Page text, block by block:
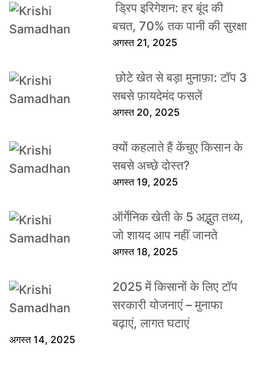
ड्रिप इरिगेशन: हर बूंद की
बचत, 70% तक पानी की सुरक्षा
अगस्त 21, 2025
छोटे खेत से बड़ा मुनाफ़ा: टॉप 3
सबसे फ़ायदेमंद फसलें
अगस्त 20, 2025
क्यों कहलाते हैं केंचुए किसान के
सबसे अच्छे दोस्त?
अगस्त 19, 2025
ऑर्गेनिक खेती के 5 अद्भुत तथ्य,
जो शायद आप नहीं जानते
अगस्त 18, 2025
2025 में किसानों के लिए टॉप
सरकारी योजनाएं – मुनाफा
बढ़ाएं, लागत घटाएं
अगस्त 14, 2025